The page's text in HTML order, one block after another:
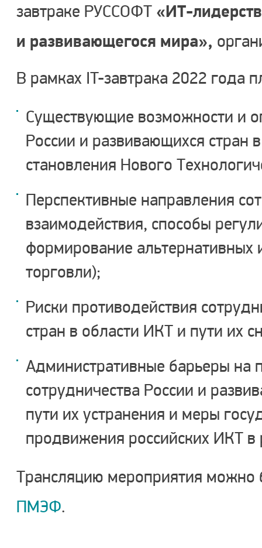
завтраке РУССОФТ «ИТ-
и развивающегося мира»,
В рамках IT-завтрака 2022 года
Существующие возможности и
России и развивающихся стран
становления Нового
Перспективные направления
взаимодействия, способы
формирование
торговли);
Риски противодействия
стран в области ИКТ и пути их
Административные барьеры на
сотрудничества России и
пути их устранения и меры
продвижения российских ИКТ
Трансляцию мероприятия можно
ПМЭФ.